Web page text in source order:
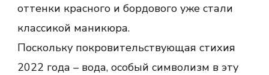
оттенки красного и бордового уже стали
классикой маникюра.
Поскольку покровительствующая стихия
2022 года – вода, особый символизм в эту